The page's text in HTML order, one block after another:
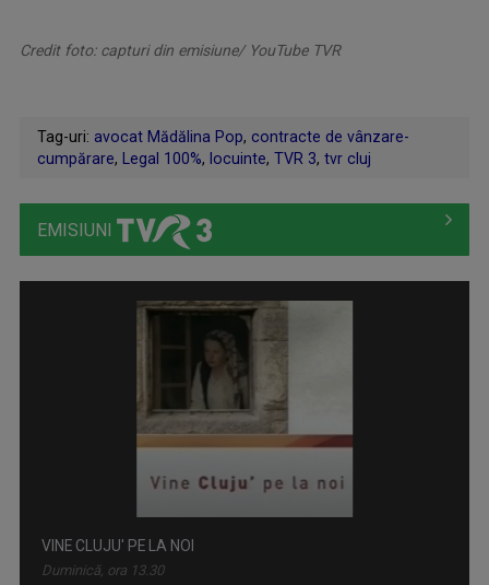
Credit foto: capturi din emisiune/ YouTube TVR
Tag-uri: avocat Mădălina Pop, contracte de vânzare-
cumpărare, Legal 100%, locuinte, TVR 3, tvr cluj
EMISIUNI
VINE CLUJU' PE LA NOI
Duminică, ora 13.30